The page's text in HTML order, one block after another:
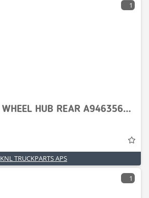
1
Mercedes-Benz WHEEL HUB REAR A9463560201
KNL TRUCKPARTS APS
1